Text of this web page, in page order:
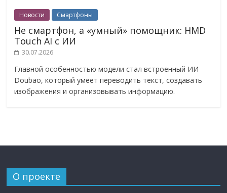
Новости Смартфоны
Не смартфон, а «умный» помощник: HMD
Touch AI с ИИ
30.07.2026
Главной особенностью модели стал встроенный ИИ
Doubao, который умеет переводить текст, создавать
изображения и организовывать информацию.
О проекте